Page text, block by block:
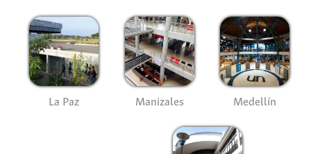
La Paz Manizales Medellín